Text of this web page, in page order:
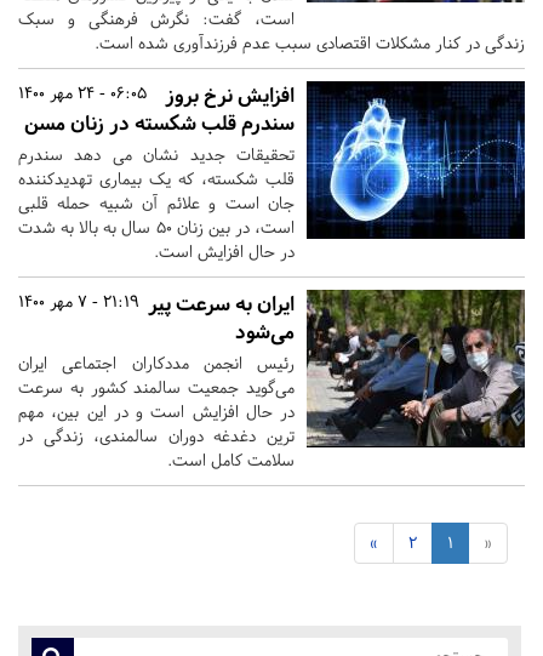
است، گفت: نگرش فرهنگی و سبک
زندگی در کنار مشکلات اقتصادی سبب عدم فرزندآوری شده است.
06:05 - 24 مهر 1400
افزایش نرخ بروز
سندرم قلب شکسته در زنان مسن
تحقیقات جدید نشان می دهد سندرم
قلب شکسته، که یک بیماری تهدیدکننده
جان است و علائم آن شبیه حمله قلبی
است، در بین زنان ۵۰ سال به بالا به شدت
در حال افزایش است.
21:19 - 7 مهر 1400
ایران به سرعت پیر
می‌شود
رئیس انجمن مددکاران اجتماعی ایران
می‌گوید جمعیت سالمند کشور به سرعت
در حال افزایش است و در این بین، مهم
ترین دغدغه دوران سالمندی، زندگی در
سلامت کامل است.
«
1
2
»